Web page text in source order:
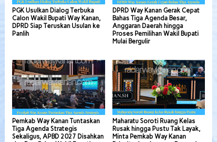
PGK Usulkan Dialog Terbuka
Calon Wakil Bupati Way Kanan,
DPRD Siap Teruskan Usulan ke
Panlih
DPRD Way Kanan Gerak Cepat
Bahas Tiga Agenda Besar,
Anggaran Daerah hingga
Proses Pemilihan Wakil Bupati
Mulai Bergulir
Pemkab Way Kanan Tuntaskan
Tiga Agenda Strategis
Sekaligus, APBD 2027 Disahkan
Maharatu Soroti Ruang Kelas
Rusak hingga Pustu Tak Layak,
Minta Pemkab Way Kanan